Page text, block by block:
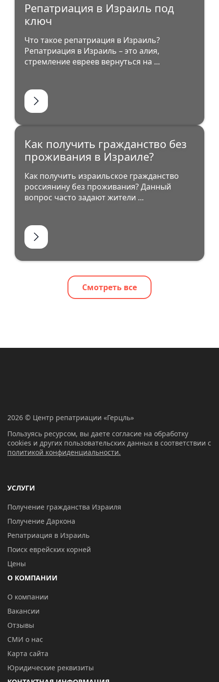
Репатриация в Израиль под
ключ
Что такое репатриация в Израиль?
Репатриация в Израиль – это алия,
стремление евреев вернуться на ...
Как получить гражданство без
проживания в Израиле?
Как получить израильское гражданство
россиянину без проживания? Данный
вопрос часто задают жители ...
Смотреть все
2026 © Центр репатриации «Герцль»
Пользуясь ресурсом, вы даете согласие на обработку
cookies и других пользовательских данных в соответствии с
политикой конфиденциальности.
УСЛУГИ
Получение гражданства Израиля
Получение Даркона
Репатриация в Израиль
Поиск еврейских корней
Цены
О КОМПАНИИ
О компании
Вакансии
Отзывы
СМИ о нас
Карта сайта
Юридические реквизиты